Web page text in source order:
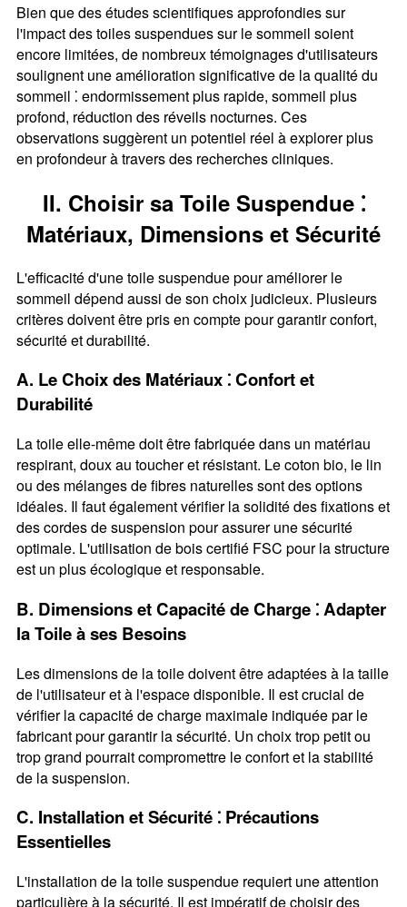
Bien que des études scientifiques approfondies sur
l'impact des toiles suspendues sur le sommeil soient
encore limitées, de nombreux témoignages d'utilisateurs
soulignent une amélioration significative de la qualité du
sommeil ⁚ endormissement plus rapide, sommeil plus
profond, réduction des réveils nocturnes. Ces
observations suggèrent un potentiel réel à explorer plus
en profondeur à travers des recherches cliniques.
II. Choisir sa Toile Suspendue ⁚
Matériaux, Dimensions et Sécurité
L'efficacité d'une toile suspendue pour améliorer le
sommeil dépend aussi de son choix judicieux. Plusieurs
critères doivent être pris en compte pour garantir confort,
sécurité et durabilité.
A. Le Choix des Matériaux ⁚ Confort et
Durabilité
La toile elle-même doit être fabriquée dans un matériau
respirant, doux au toucher et résistant. Le coton bio, le lin
ou des mélanges de fibres naturelles sont des options
idéales. Il faut également vérifier la solidité des fixations et
des cordes de suspension pour assurer une sécurité
optimale. L'utilisation de bois certifié FSC pour la structure
est un plus écologique et responsable.
B. Dimensions et Capacité de Charge ⁚ Adapter
la Toile à ses Besoins
Les dimensions de la toile doivent être adaptées à la taille
de l'utilisateur et à l'espace disponible. Il est crucial de
vérifier la capacité de charge maximale indiquée par le
fabricant pour garantir la sécurité. Un choix trop petit ou
trop grand pourrait compromettre le confort et la stabilité
de la suspension.
C. Installation et Sécurité ⁚ Précautions
Essentielles
L'installation de la toile suspendue requiert une attention
particulière à la sécurité. Il est impératif de choisir des